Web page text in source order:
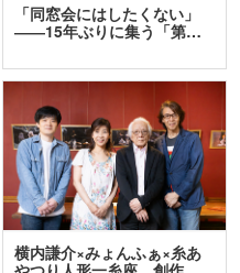
「同窓会にはしたくない」
――15年ぶりに集う「第…
横内謙介×みょんふぁ×糸あ